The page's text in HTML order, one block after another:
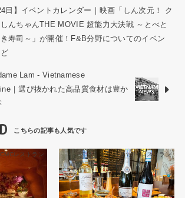
日】イベントカレンダー｜映画「しん次元！ ク
んちゃんTHE MOVIE 超能力大決戦 ～とべと
寿司～」が開催！F&B分野についてのイベン
Lam - Vietnamese
｜選び抜かれた高品質食材は豊か
レストラン ハノイレストラン